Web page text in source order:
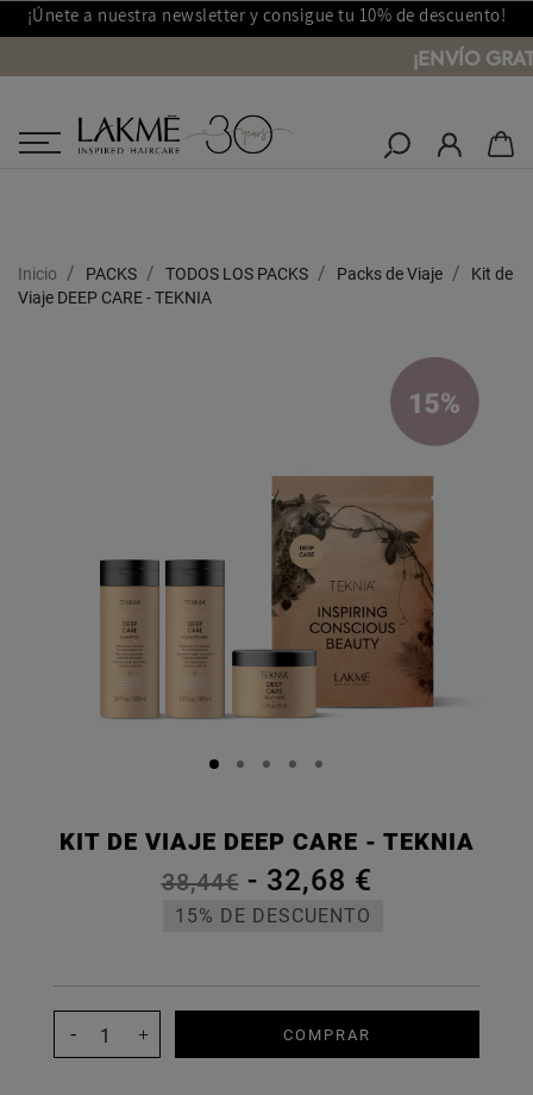
¡Únete a nuestra newsletter y consigue tu 10% de descuento!
¡ENVÍO
Salones Lakmé
Inicio PACKS TODOS LOS PACKS Packs de Viaje
Kit de
Viaje DEEP CARE - TEKNIA
KIT DE VIAJE DEEP CARE - TEKNIA
38,44€- 32,68 €
15% DE DESCUENTO
COMPRAR